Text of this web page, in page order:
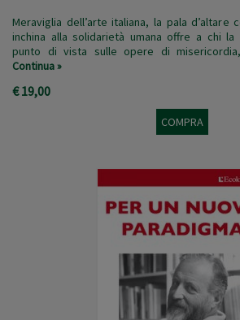
Meraviglia dell’arte italiana, la pala d’altare
inchina alla solidarietà umana offre a chi la
punto di vista sulle opere di
Continua »
€ 19,00
COMPRA